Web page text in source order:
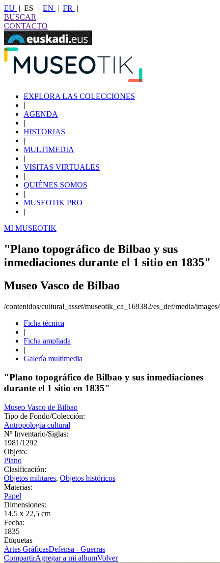
EU | ES | EN | FR
|
BUSCAR
CONTACTO
EXPLORA LAS COLECCIONES
|
AGENDA
|
HISTORIAS
|
MULTIMEDIA
|
VISITAS VIRTUALES
|
QUIÉNES SOMOS
|
MUSEOTIK PRO
|
MI MUSEOTIK
"Plano topográfico de Bilbao y sus
inmediaciones durante el 1 sitio en 1835"
Museo Vasco de Bilbao
/contenidos/cultural_asset/museotik_ca_169382/es_def/media/
Ficha técnica
|
Ficha ampliada
|
Galería multimedia
"Plano topográfico de Bilbao y sus inmediaciones
durante el 1 sitio en 1835"
Museo Vasco de Bilbao
Tipo de Fondo/Colección:
Antropología cultural
Nº Inventario/Siglas:
1981/1292
Objeto:
Plano
Clasificación:
Objetos militares, Objetos históricos
Materias:
Papel
Dimensiones:
14,5 x 22,5 cm
Fecha:
1835
Etiquetas
Artes GráficasDefensa - Guerras
CompartirAgregar a mi albumVolver